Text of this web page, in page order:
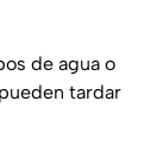
de agua o
tardar